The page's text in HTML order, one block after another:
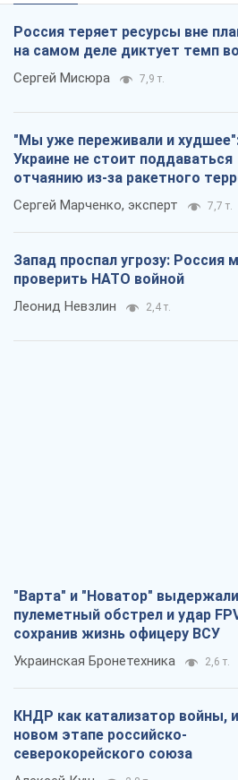
Россия теряет ресурсы вне
на самом деле диктует темп
Сергей Мисюра 7,9 т.
"Мы уже переживали и
Украине не стоит поддаваться
отчаянию из-за ракетного
Сергей Марченко, эксперт 7,7 т.
Запад проспал угрозу: Россия
проверить НАТО войной
Леонид Невзлин 2,4 т.
"Варта" и "Новатор" выдержали
пулеметный обстрел и удар
сохранив жизнь офицеру ВСУ
Украинская Бронетехника 2,6 т.
КНДР как катализатор войны,
новом этапе российско-
северокорейского союза